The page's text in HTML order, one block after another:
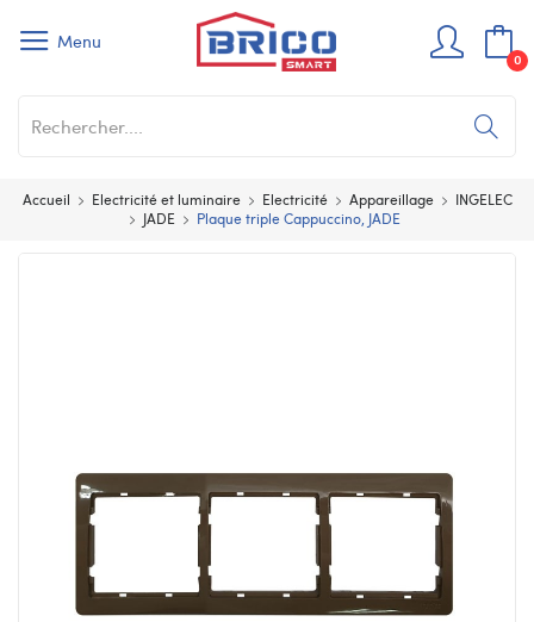
Menu
0
Accueil Electricité et luminaire Electricité Appareillage
INGELEC
JADE
Plaque triple Cappuccino, JADE